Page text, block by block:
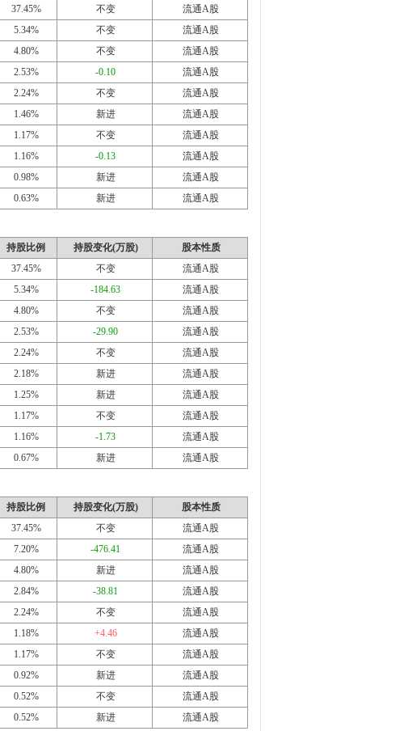
37.45% 不变
流通A股
5.34% 不变
流通A股
4.80% 不变
流通A股
2.53% -0.10
流通A股
2.24% 不变
流通A股
1.46% 新进
流通A股
1.17% 不变
流通A股
1.16% -0.13
流通A股
0.98% 新进
流通A股
0.63% 新进 流通A股
持股比例 持股变化(万股)
股本性质
37.45% 不变
流通A股
5.34% -184.63
流通A股
4.80% 不变
流通A股
2.53% -29.90
流通A股
2.24% 不变
流通A股
2.18% 新进
流通A股
1.25% 新进
流通A股
1.17% 不变
流通A股
1.16% -1.73
流通A股
0.67% 新进 流通A股
持股比例 持股变化(万股)
股本性质
37.45% 不变
流通A股
7.20% -476.41
流通A股
4.80% 新进
流通A股
2.84% -38.81
流通A股
2.24% 不变
流通A股
1.18% +4.46
流通A股
1.17% 不变
流通A股
0.92% 新进
流通A股
0.52% 不变
流通A股
0.52% 新进 流通A股